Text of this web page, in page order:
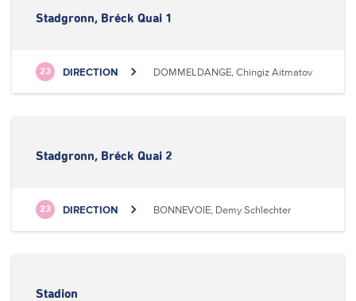
Stadgronn, Bréck Quai 1
23 DIRECTION DOMMELDANGE, Chingiz Aitmatov
Stadgronn, Bréck Quai 2
23 DIRECTION BONNEVOIE, Demy Schlechter
Stadion